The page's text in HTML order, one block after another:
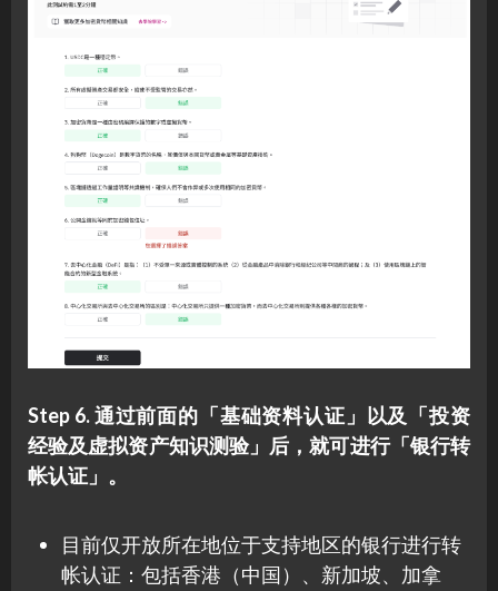
Step 6. 通过前面的「基础资料认证」以及「投资
经验及虚拟资产知识测验」后，就可进行「银行转
帐认证」。
目前仅开放所在地位于支持地区的银行进行转
帐认证：包括香港（中国）、新加坡、加拿